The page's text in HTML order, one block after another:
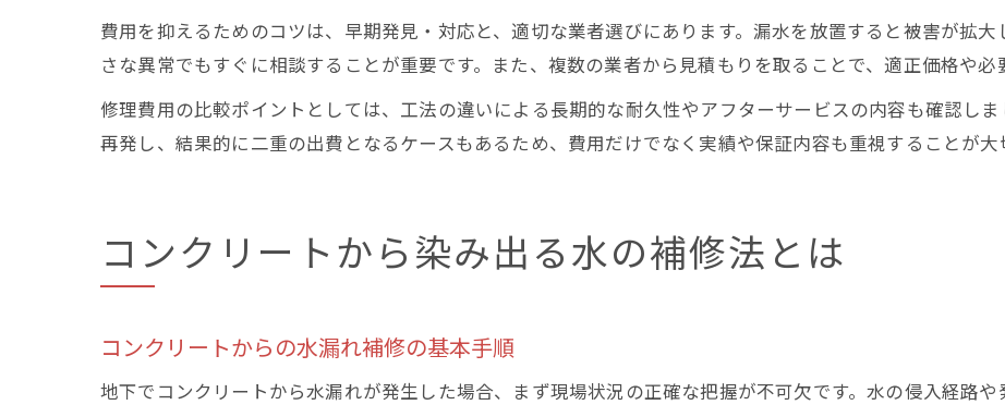
費用を抑えるためのコツは、早期発見・対応と、適切な業者選びにあります。漏水を放置すると被害が拡
さな異常でもすぐに相談することが重要です。また、複数の業者から見積もりを取ることで、適正価格や必
修理費用の比較ポイントとしては、工法の違いによる長期的な耐久性やアフターサービスの内容も確認し
再発し、結果的に二重の出費となるケースもあるため、費用だけでなく実績や保証内容も重視することが大
コンクリートから染み出る水の補修法とは
コンクリートからの水漏れ補修の基本手順
地下でコンクリートから水漏れが発生した場合、まず現場状況の正確な把握が不可欠です。水の侵入経路や